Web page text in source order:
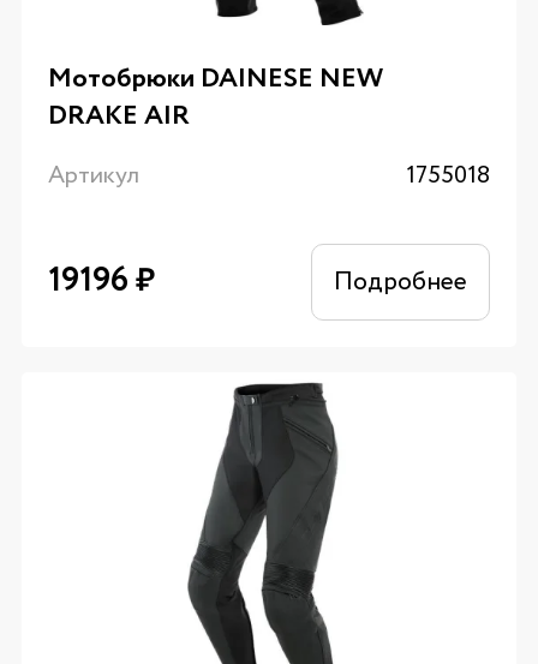
Мотобрюки DAINESE NEW
DRAKE AIR
Артикул 1755018
19196₽ Подробнее